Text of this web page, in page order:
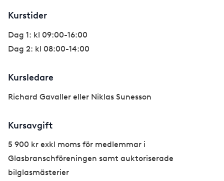
Kurstider
Dag 1: kl 09:00-16:00
Dag 2: kl 08:00-14:00
Kursledare
Richard Gavaller eller Niklas Sunesson
Kursavgift
5 900 kr exkl moms för medlemmar i
Glasbranschföreningen samt auktoriserade
bilglasmästerier